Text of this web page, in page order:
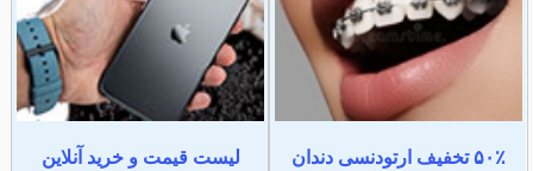
۵۰٪ تخفیف ارتودنسی دندان
لیست قیمت و خرید آنلاین